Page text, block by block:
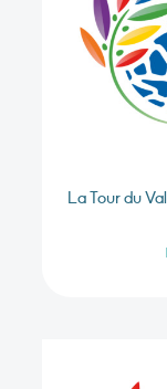
La Tour du